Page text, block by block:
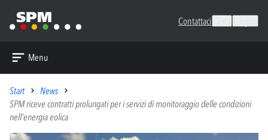
Contattaci
Menu
Start
News
SPM riceve contratti prolungati per i servizi di monitoraggio delle condizioni
nell'energia eolica